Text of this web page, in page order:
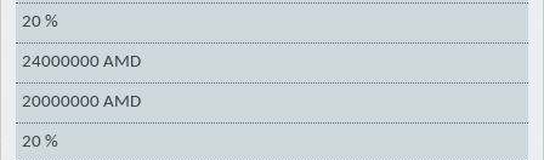
20 %
24000000 AMD
20000000 AMD
20 %